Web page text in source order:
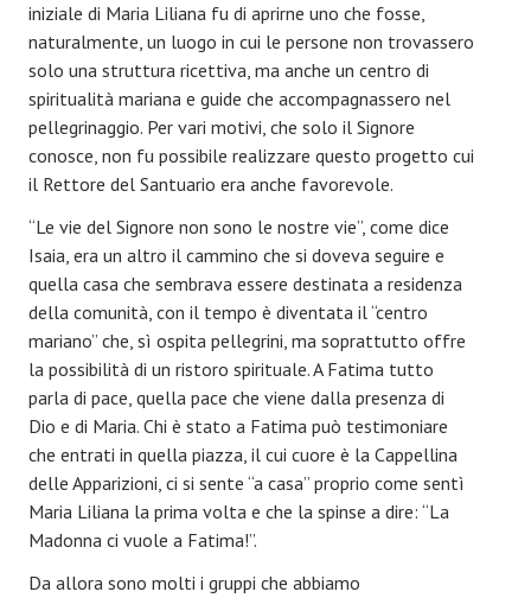
Il nostro logo
DOVE SIAMO
Roma - Italia
Milano - Italia
Fai della Paganella (TN) - Italia
Malnate (VA) - Italia
Fatima - Portogallo
Medjugorie - Bosnia Erzegovina
San Paolo - Brasile
Ponta Grossa - Brasile
Progetto adolescenti
PARLA CON NOI...
iniziale di Maria Liliana fu di aprirne uno che fosse,
naturalmente, un luogo in cui le persone non trovassero
solo una struttura ricettiva, ma anche un centro di
spiritualità mariana e guide che accompagnassero nel
pellegrinaggio. Per vari motivi, che solo il Signore
conosce, non fu possibile realizzare questo progetto cui
il Rettore del Santuario era anche favorevole.
“Le vie del Signore non sono le nostre vie”, come dice
Isaia, era un altro il cammino che si doveva seguire e
quella casa che sembrava essere destinata a residenza
della comunità, con il tempo è diventata il “centro
mariano” che, sì ospita pellegrini, ma soprattutto offre
la possibilità di un ristoro spirituale. A Fatima tutto
parla di pace, quella pace che viene dalla presenza di
Dio e di Maria. Chi è stato a Fatima può testimoniare
che entrati in quella piazza, il cui cuore è la Cappellina
delle Apparizioni, ci si sente “a casa” proprio come sentì
Maria Liliana la prima volta e che la spinse a dire: “La
Madonna ci vuole a Fatima!”.
Da allora sono molti i gruppi che abbiamo